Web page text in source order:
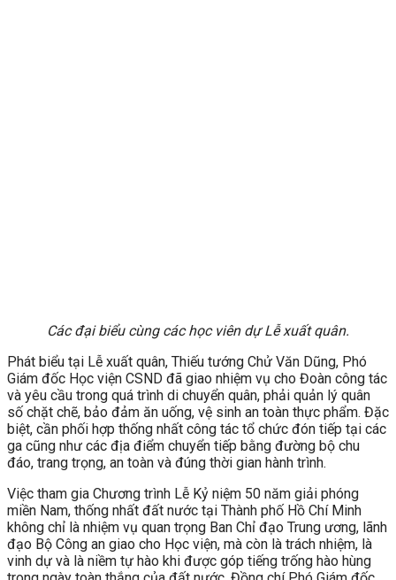
Các đại biểu cùng các học viên dự Lễ xuất quân.
Phát biểu tại Lễ xuất quân, Thiếu tướng Chử Văn Dũng, Phó
Giám đốc Học viện CSND đã giao nhiệm vụ cho Đoàn công tác
và yêu cầu trong quá trình di chuyển quân, phải quản lý quân
số chặt chẽ, bảo đảm ăn uống, vệ sinh an toàn thực phẩm. Đặc
biệt, cần phối hợp thống nhất công tác tổ chức đón tiếp tại các
ga cũng như các địa điểm chuyển tiếp bằng đường bộ chu
đáo, trang trọng, an toàn và đúng thời gian hành trình.
Việc tham gia Chương trình Lễ Kỷ niệm 50 năm giải phóng
miền Nam, thống nhất đất nước tại Thành phố Hồ Chí Minh
không chỉ là nhiệm vụ quan trọng Ban Chỉ đạo Trung ương, lãnh
đạo Bộ Công an giao cho Học viện, mà còn là trách nhiệm, là
vinh dự và là niềm tự hào khi được góp tiếng trống hào hùng